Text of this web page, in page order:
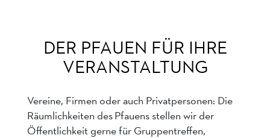
DER PFAUEN FÜR IHRE
VERANSTALTUNG
Vereine, Firmen oder auch Privatpersonen: Die
Räumlichkeiten des Pfauens stellen wir der
Öffentlichkeit gerne für Gruppentreffen,